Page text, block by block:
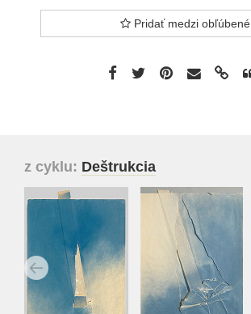
Pridať medzi obľúbené
z cyklu: Deštrukcia